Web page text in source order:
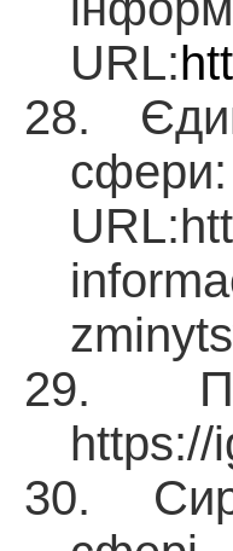
URL:
28.
29.
https://
30.